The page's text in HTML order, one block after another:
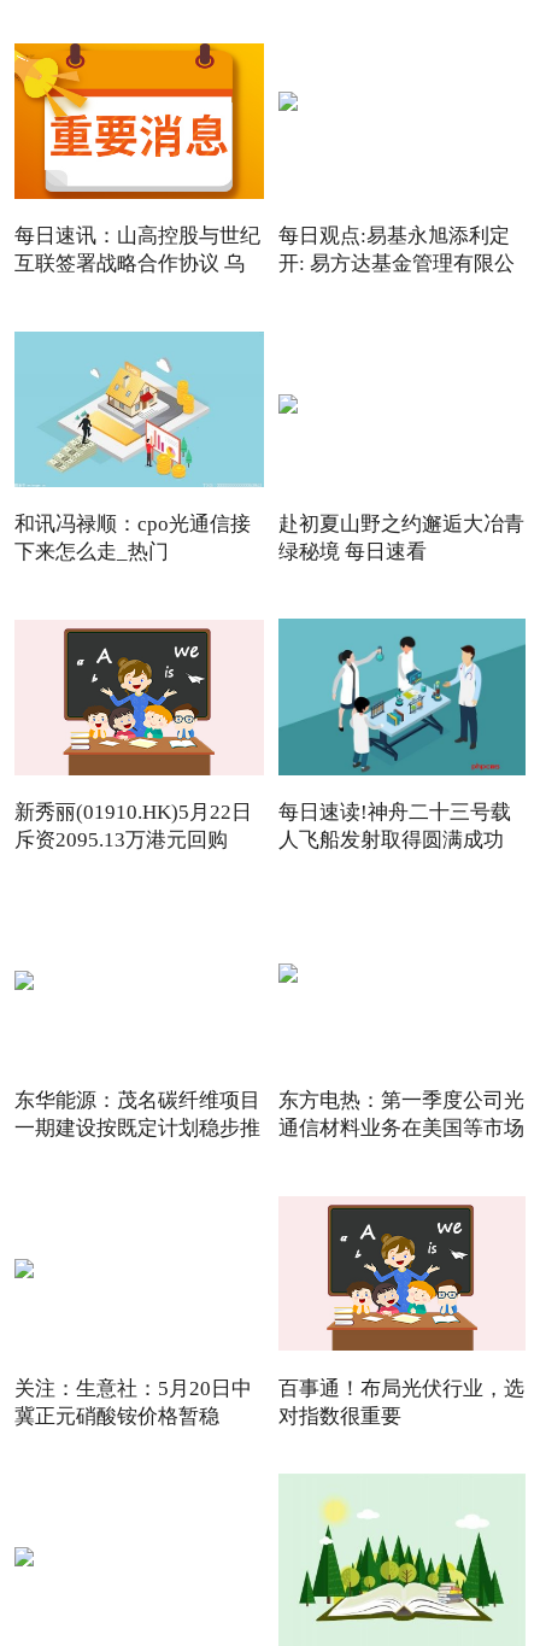
每日速讯：山高控股与世纪
互联签署战略合作协议 乌
每日观点:易基永旭添利定
开: 易方达基金管理有限公
和讯冯禄顺：cpo光通信接
下来怎么走_热门
赴初夏山野之约邂逅大冶青
绿秘境 每日速看
新秀丽(01910.HK)5月22日
斥资2095.13万港元回购
每日速读!神舟二十三号载
人飞船发射取得圆满成功
东华能源：茂名碳纤维项目
一期建设按既定计划稳步推
东方电热：第一季度公司光
通信材料业务在美国等市场
关注：生意社：5月20日中
冀正元硝酸铵价格暂稳
百事通！布局光伏行业，选
对指数很重要